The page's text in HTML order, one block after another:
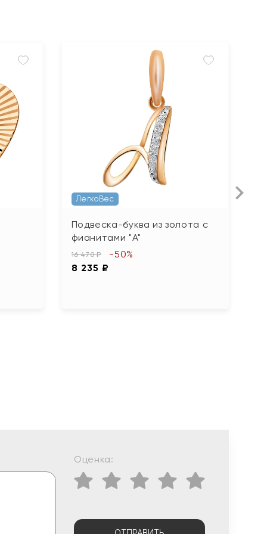
ЛегкоВес
Подвеска-буква из золота с
фианитами "А"
16 470 ₽
8 235 ₽
-50%
Оценка: